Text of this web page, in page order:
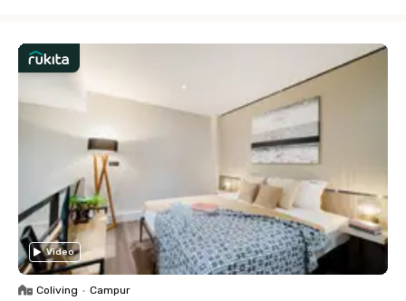
Video
Coliving • Campur